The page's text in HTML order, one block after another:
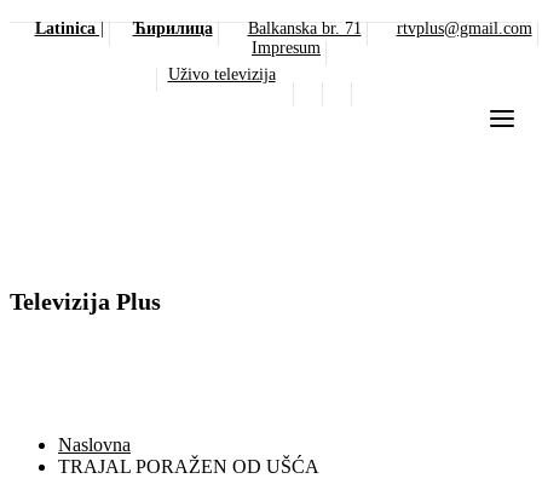
Latinica| Ћирилица Balkanska br. 71
rtvplus@gmail.com
Impresum
Uživo televizija
Televizija Plus
Naslovna
TRAJAL PORAŽEN OD UŠĆA